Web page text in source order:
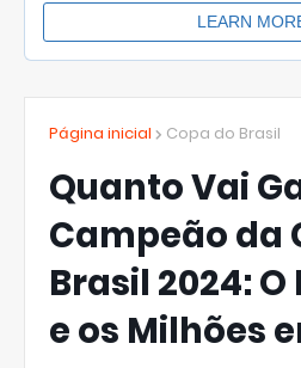
Página inicial Copa do Brasil
Quanto Vai
Campeão da
Brasil 2024:
e os Milhões